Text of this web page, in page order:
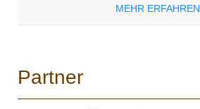
MEHR ERFAHREN
Partner